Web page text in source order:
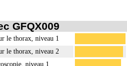
GFQX009
le thorax, niveau 1
le thorax, niveau 2
niveau 1